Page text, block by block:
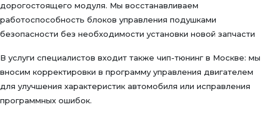
дорогостоящего модуля. Мы восстанавливаем
работоспособность блоков управления подушками
безопасности без необходимости установки новой запчасти
В услуги специалистов входит также чип-тюнинг в Москве: мы
вносим корректировки в программу управления двигателем
для улучшения характеристик автомобиля или исправления
программных ошибок.